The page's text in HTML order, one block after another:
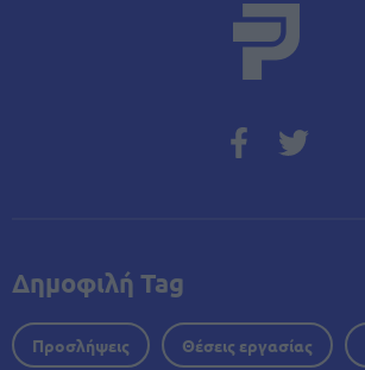
Δημοφιλή Tag
Προσλήψεις Θέσεις εργασίας